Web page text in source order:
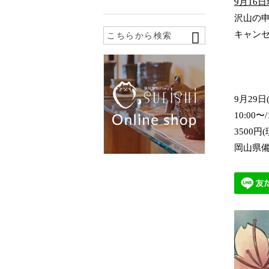
沢山の
キャン
9月29日
10:00〜
3500円(
岡山県